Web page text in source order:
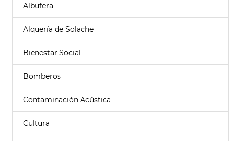
Albufera
Alquería de Solache
Bienestar Social
Bomberos
Contaminación Acústica
Cultura